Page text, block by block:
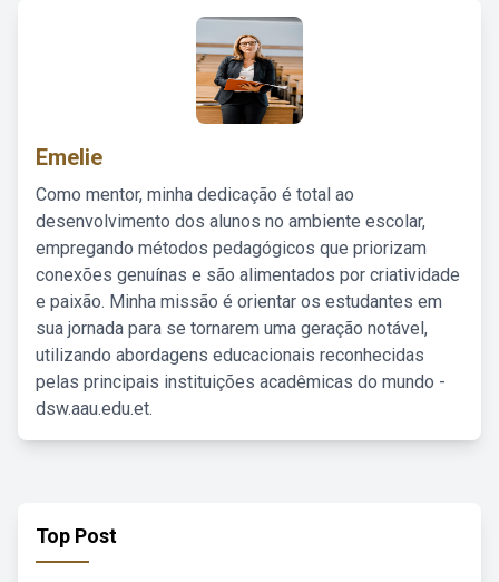
Emelie
Como mentor, minha dedicação é total ao
desenvolvimento dos alunos no ambiente escolar,
empregando métodos pedagógicos que priorizam
conexões genuínas e são alimentados por criatividade
e paixão. Minha missão é orientar os estudantes em
sua jornada para se tornarem uma geração notável,
utilizando abordagens educacionais reconhecidas
pelas principais instituições acadêmicas do mundo -
dsw.aau.edu.et.
Top Post